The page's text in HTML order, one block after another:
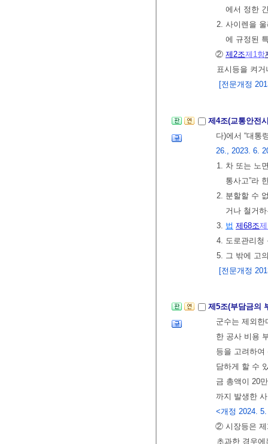
에서 정한
2. 사이렌을
에 규정된
② 제2조제1항
표시등을 켜
[전문개정
제4조(교통안전
다)에서 “대통
26., 2023. 6.
1. 차 또는 노
통사고”라
2. 분할할 수
거나 철거
3. 법 제68조
4. 도로관리청
5. 그 밖에 고
[전문개정
제5조(부담금의
군수는 제외한
한 공사 비용
등을 고려하
담하게 할 수
금 총액이 20
까지 발생한
<개정 2024.
② 시장등은 제
초과한 경우